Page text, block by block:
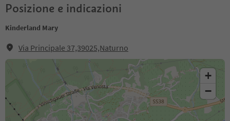
Posizione e indicazioni
Kinderland Mary
Via Principale 37,39025,Naturno
+
−